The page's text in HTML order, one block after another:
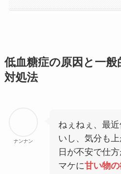
低血糖症の原因と一
対処法
ナンナン
ねぇねぇ、最
いし、気分も
日が不安で仕
マケに甘い物